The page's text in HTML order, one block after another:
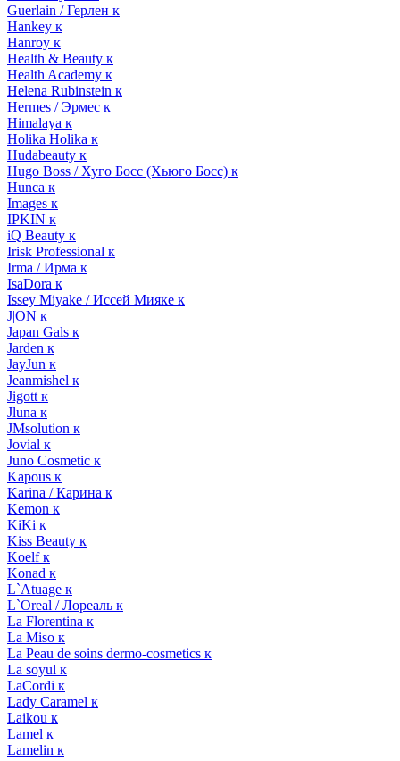
Guerlain / Герлен к
Hankey к
Hanroy к
Health & Beauty к
Health Academy к
Helena Rubinstein к
Hermes / Эрмес к
Himalaya к
Holika Holika к
Hudabeauty к
Hugo Boss / Хуго Босс (Хьюго Босс) к
Hunca к
Images к
IPKIN к
iQ Beauty к
Irisk Professional к
Irma / Ирма к
IsaDora к
Issey Miyake / Иссей Мияке к
J|ON к
Japan Gals к
Jarden к
JayJun к
Jeanmishel к
Jigott к
Jluna к
JMsolution к
Jovial к
Juno Cosmetic к
Kapous к
Karina / Карина к
Kemon к
KiKi к
Kiss Beauty к
Koelf к
Konad к
L`Atuage к
L`Oreal / Лореаль к
La Florentina к
La Miso к
La Peau de soins dermo-cosmetics к
La soyul к
LaCordi к
Lady Caramel к
Laikou к
Lamel к
Lamelin к